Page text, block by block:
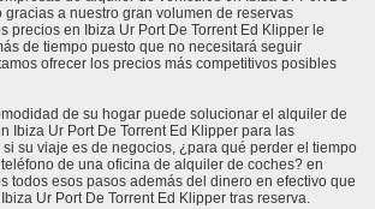
gracias a nuestro gran volumen de reservas
precios en Ibiza Ur Port De Torrent Ed Klipper le
de tiempo puesto que no necesitará seguir
ofrecer los precios más competitivos posibles
de su hogar puede solucionar el alquiler de
Ibiza Ur Port De Torrent Ed Klipper para las
su viaje es de negocios, ¿para qué perder el tiempo
de una oficina de alquiler de coches? en
todos esos pasos además del dinero en efectivo que
Ur Port De Torrent Ed Klipper tras reserva.